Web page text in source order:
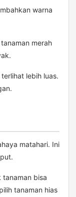
warna
merah
lebih luas.
matahari. Ini
bisa
tanaman hias